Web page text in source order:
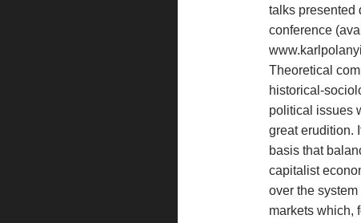
talks presented
conference
Theoretical
historical-
political issues
great erudition.
basis that
capitalist
over the system
markets which,